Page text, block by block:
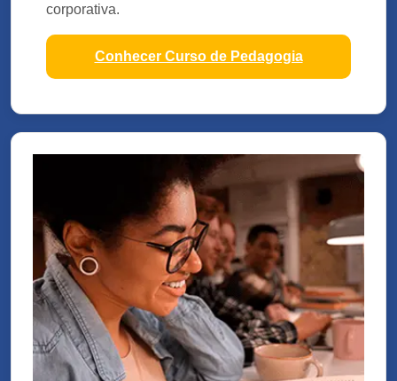
corporativa.
Conhecer Curso de Pedagogia